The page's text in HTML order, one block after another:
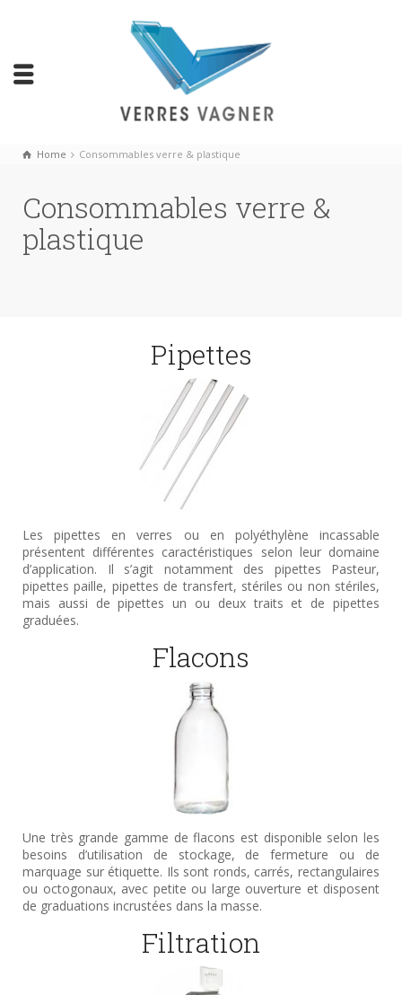
Home Consommables verre & plastique
Consommables verre &
plastique
Pipettes
Les pipettes en verres ou en polyéthylène incassable
présentent différentes caractéristiques selon leur domaine
d’application. Il s’agit notamment des pipettes Pasteur,
pipettes paille, pipettes de transfert, stériles ou non stériles,
mais aussi de pipettes un ou deux traits et de pipettes
graduées.
Flacons
Une très grande gamme de flacons est disponible selon les
besoins d’utilisation de stockage, de fermeture ou de
marquage sur étiquette. Ils sont ronds, carrés, rectangulaires
ou octogonaux, avec petite ou large ouverture et disposent
de graduations incrustées dans la masse.
Filtration